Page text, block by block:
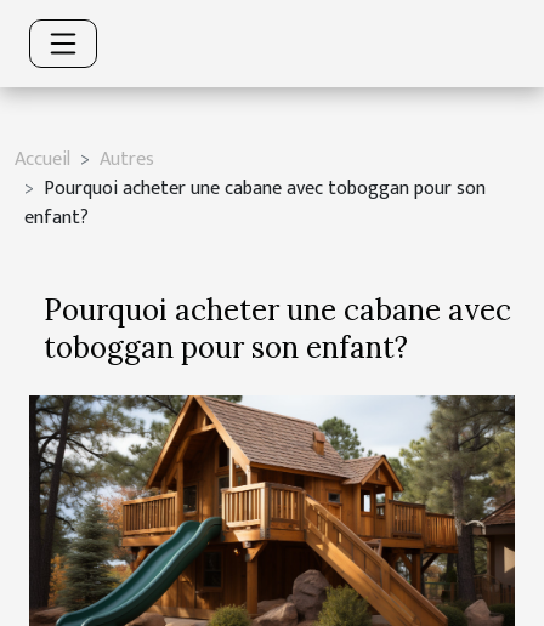
Accueil
Autres
Pourquoi acheter une cabane avec toboggan pour son
enfant?
Pourquoi acheter une cabane avec
toboggan pour son enfant?